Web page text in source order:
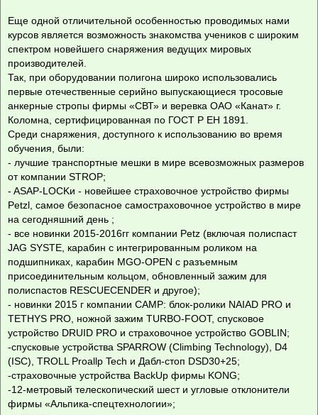
Еще одной отличительной особенностью проводимых нами
курсов является возможность знакомства учеников с широким
спектром новейшего снаряжения ведущих мировых
производителей.
Так, при оборудовании полигона широко использовались
первые отечественные серийно выпускающиеся тросовые
анкерные стропы фирмы «СВТ» и веревка ОАО «Канат» г.
Коломна, сертифицированная по ГОСТ Р ЕН 1891.
Среди снаряжения, доступного к использованию во время
обучения, были:
- лучшие транспортные мешки в мире всевозможных размеров
от компании STROP;
- ASAP-LOCKи - новейшее страховочное устройство фирмы
Petzl, самое безопасное самостраховочное устройство в мире
на сегодняшний день ;
- все новинки 2015-2016гг компании Petz (включая полиспаст
JAG SYSTE, карабин с интегрированным роликом на
подшипниках, карабин MGO-OPEN с разъемным
присоединительным кольцом, обновленный зажим для
полиспастов RESCUECENDER и другое);
- новинки 2015 г компании САМР: блок-ролики NAIAD PRO и
TETHYS PRO, ножной зажим TURBO-FOOT, спусковое
устройство DRUID PRO и страховочное устройство GOBLIN;
-спусковые устройства SPARROW (Climbing Technology), D4
(ISC), TROLL Proallp Tech и Дабл-стоп DSD30+25;
-страховочные устройства BackUp фирмы KONG;
-12-метровый телескопический шест и угловые отклонители
фирмы «Альпика-спецтехнологии»;